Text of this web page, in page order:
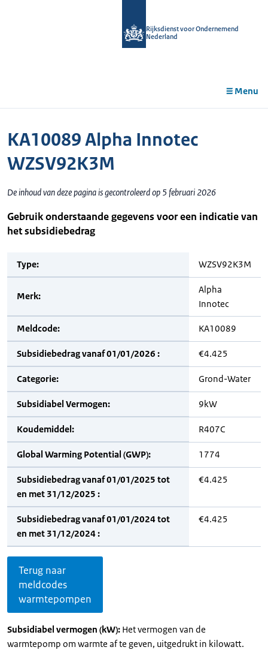
Rijksdienst voor Ondernemend
Nederland
Menu
KA10089 Alpha Innotec
WZSV92K3M
De inhoud van deze pagina is gecontroleerd op 5 februari 2026
Gebruik onderstaande gegevens voor een indicatie van
het subsidiebedrag
Type: WZSV92K3M
Merk:
Alpha
Innotec
Meldcode: KA10089
Subsidiebedrag vanaf 01/01/2026 : €4.425
Categorie: Grond-Water
Subsidiabel Vermogen: 9kW
Koudemiddel: R407C
Global Warming Potential (GWP): 1774
Subsidiebedrag vanaf 01/01/2025 tot
en met 31/12/2025 :
€4.425
Subsidiebedrag vanaf 01/01/2024 tot
en met 31/12/2024 :
€4.425
Terug naar
meldcodes
warmtepompen
Subsidiabel vermogen (kW): Het vermogen van de
warmtepomp om warmte af te geven, uitgedrukt in kilowatt.